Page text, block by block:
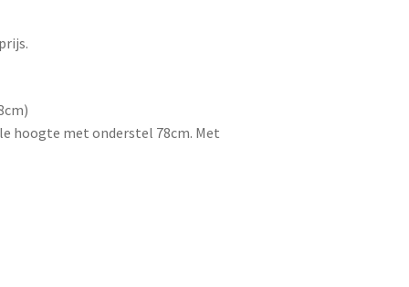
hoogte met onderstel 78cm. Met